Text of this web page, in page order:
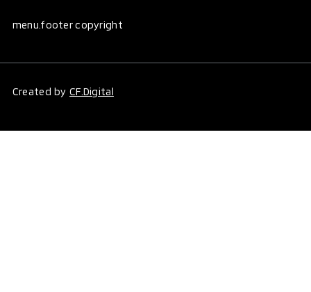
menu.footer copyright
Created byCF.Digital